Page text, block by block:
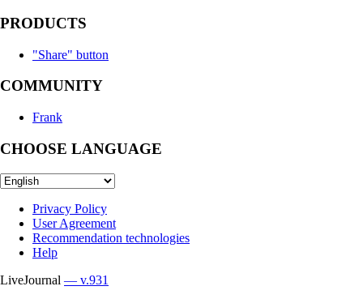
PRODUCTS
"Share" button
COMMUNITY
Frank
CHOOSE LANGUAGE
Privacy Policy
User Agreement
Recommendation technologies
Help
LiveJournal — v.931